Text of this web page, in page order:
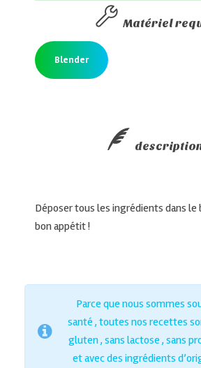
Matériel
Blender
Déposer tous les ingrédients dans
bon appétit !
Parce que nous sommes
santé , toutes nos recettes
gluten , sans lactose , sans
et avec des ingrédients